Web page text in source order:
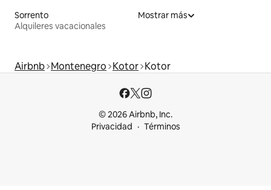
Sorrento
Alquileres vacacionales
Mostrar más
Airbnb Montenegro Kotor Kotor
© 2026 Airbnb, Inc.
Privacidad
Términos